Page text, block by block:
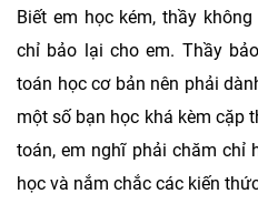
Biết em học kém, thầy
chỉ bảo lại cho em. Thầy
toán học cơ bản nên phải
một số bạn học khá kèm cặp
toán, em nghĩ phải chăm chỉ
học và nắm chắc các kiến